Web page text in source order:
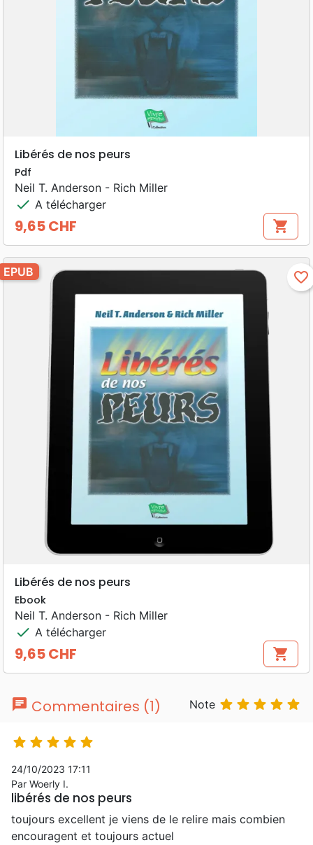
Libérés de nos peurs
Pdf
Neil T. Anderson - Rich Miller
check A télécharger
Prix
9,65 CHF shopping_cart
EPUB favorite_border
Libérés de nos peurs
Ebook
Neil T. Anderson - Rich Miller
check A télécharger
Prix
9,65 CHF shopping_cart
chat Commentaires (1) Note     
    
24/10/2023 17:11
Par Woerly I.
libérés de nos peurs
toujours excellent je viens de le relire mais combien
encouragent et toujours actuel